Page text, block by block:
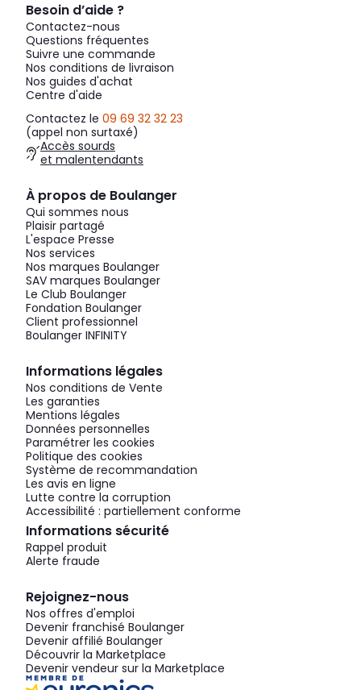
Besoin d’aide ?
Contactez-nous
Questions fréquentes
Suivre une commande
Nos conditions de livraison
Nos guides d'achat
Centre d'aide
Contactez le 09 69 32 32 23
(appel non surtaxé)
Accès sourds
et malentendants
À propos de Boulanger
Qui sommes nous
Plaisir partagé
L'espace Presse
Nos services
Nos marques Boulanger
SAV marques Boulanger
Le Club Boulanger
Fondation Boulanger
Client professionnel
Boulanger INFINITY
Informations légales
Nos conditions de Vente
Les garanties
Mentions légales
Données personnelles
Paramétrer les cookies
Politique des cookies
Système de recommandation
Les avis en ligne
Lutte contre la corruption
Accessibilité : partiellement conforme
Informations sécurité
Rappel produit
Alerte fraude
Rejoignez-nous
Nos offres d'emploi
Devenir franchisé Boulanger
Devenir affilié Boulanger
Découvrir la Marketplace
Devenir vendeur sur la Marketplace